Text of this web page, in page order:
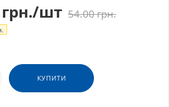
грн./шт 54.00грн.
КУПИТИ